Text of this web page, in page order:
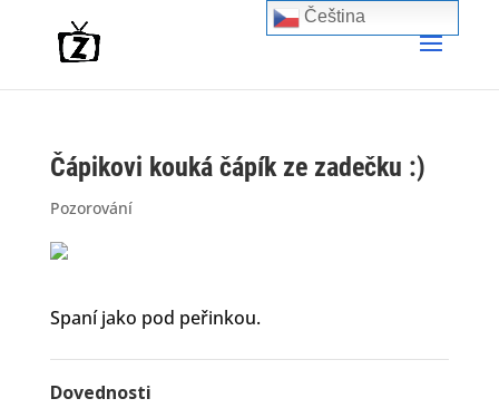
Čápikovi kouká čápík ze zadečku :)
Pozorování
Spaní jako pod peřinkou.
Dovednosti
Čeština‎